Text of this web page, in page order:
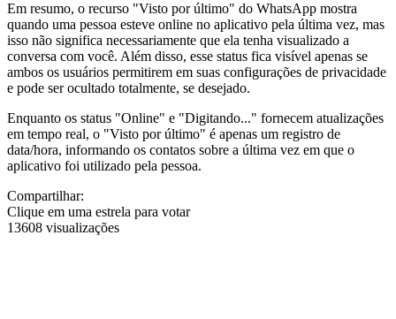
Em resumo, o recurso "Visto por último" do WhatsApp mostra
quando uma pessoa esteve online no aplicativo pela última vez, mas
isso não significa necessariamente que ela tenha visualizado a
conversa com você. Além disso, esse status fica visível apenas se
ambos os usuários permitirem em suas configurações de privacidade
e pode ser ocultado totalmente, se desejado.
Enquanto os status "Online" e "Digitando..." fornecem atualizações
em tempo real, o "Visto por último" é apenas um registro de
data/hora, informando os contatos sobre a última vez em que o
aplicativo foi utilizado pela pessoa.
Compartilhar:
Clique em uma estrela para votar
13608 visualizações